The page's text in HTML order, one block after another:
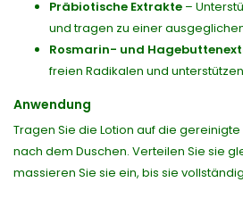
Präbiotische Extrakte –
und tragen zu einer
Rosmarin- und
freien Radikalen und
Anwendung
Tragen Sie die Lotion auf die
nach dem Duschen. Verteilen Sie sie
massieren Sie sie ein, bis sie